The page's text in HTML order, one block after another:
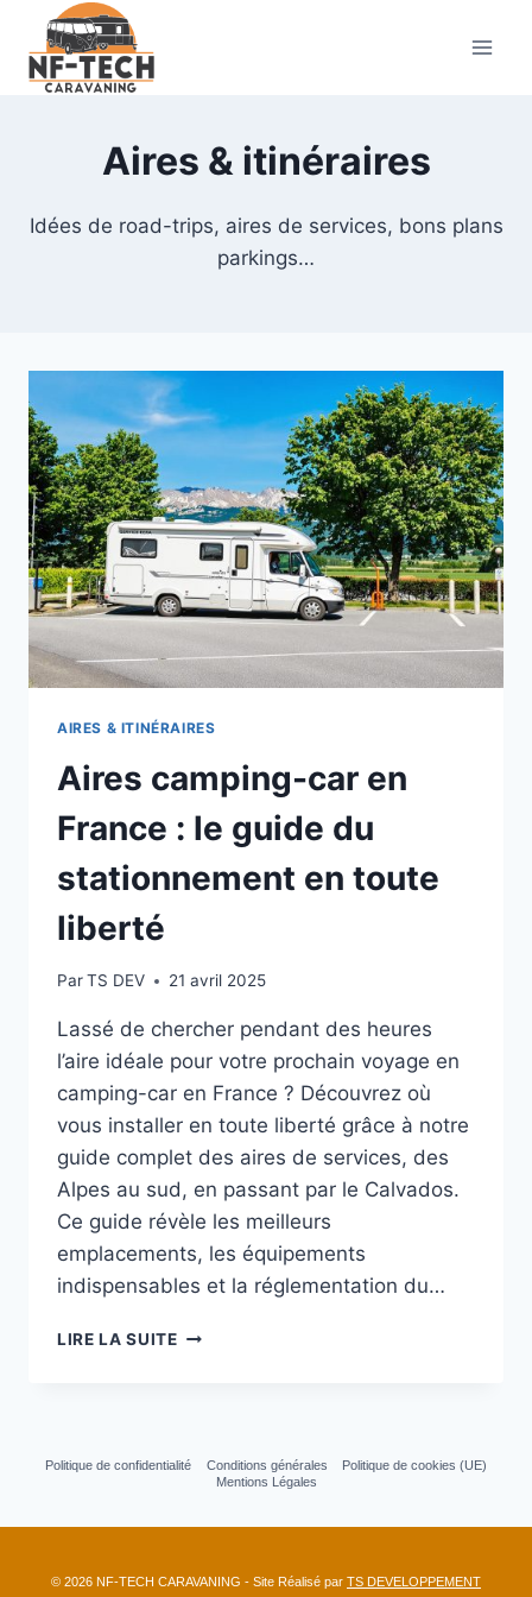
contenu
Aires & itinéraires
Idées de road-trips, aires de services, bons plans
parkings…
AIRES & ITINÉRAIRES
Aires camping-car en
France : le guide du
stationnement en toute
liberté
ParTS DEV 21 avril 2025
Lassé de chercher pendant des heures
l’aire idéale pour votre prochain voyage en
camping-car en France ? Découvrez où
vous installer en toute liberté grâce à notre
guide complet des aires de services, des
Alpes au sud, en passant par le Calvados.
Ce guide révèle les meilleurs
emplacements, les équipements
indispensables et la réglementation du…
LIRE LA SUITEAIRES
:
DU
EN
Politique de confidentialité Conditions générales
Politique de cookies (UE)
Mentions Légales
© 2026 NF-TECH CARAVANING - Site Réalisé par TS DEVELOPPEMENT